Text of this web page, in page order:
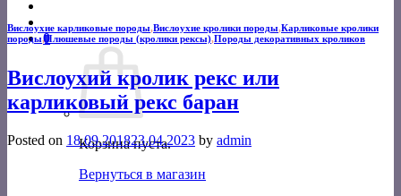
0
Корзина пуста.
Вернуться в магазин
Вислоухие карликовые породы,Вислоухие кролики породы,Карликовые кролики
породы,Плюшевые породы (кролики рексы),Породы декоративных кроликов
Вислоухий кролик рекс или
карликовый рекс баран
Posted on 18.09.201823.04.2023 by admin